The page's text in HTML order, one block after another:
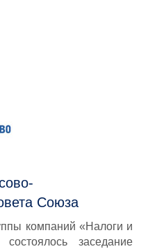
Союза
компаний «Налоги и
заседание